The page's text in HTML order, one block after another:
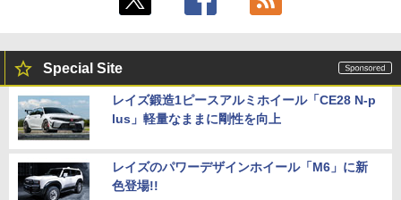
Special Site
レイズ鍛造1ピースアルミホイール「CE28 N-p
lus」軽量なままに剛性を向上
レイズのパワーデザインホイール「M6」に新
色登場!!